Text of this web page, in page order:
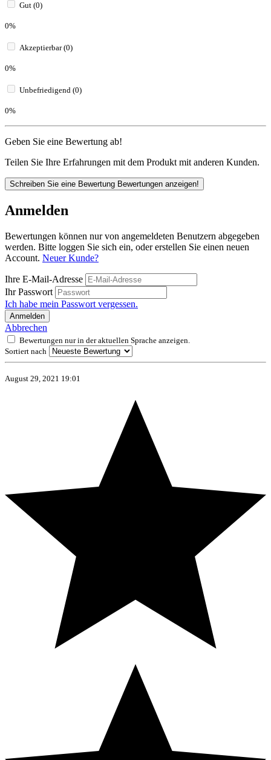
Gut (0)
0%
Akzeptierbar (0)
0%
Unbefriedigend (0)
0%
Geben Sie eine Bewertung ab!
Teilen Sie Ihre Erfahrungen mit dem Produkt mit anderen Kunden.
Schreiben Sie eine Bewertung Bewertungen anzeigen!
Anmelden
Bewertungen können nur von angemeldeten Benutzern abgegeben
werden. Bitte loggen Sie sich ein, oder erstellen Sie einen neuen
Account. Neuer Kunde?
Ihre E-Mail-Adresse
Ihr Passwort
Ich habe mein Passwort vergessen.
Anmelden
Abbrechen
Bewertungen nur in der aktuellen Sprache anzeigen.
Sortiert nach
August 29, 2021 19:01